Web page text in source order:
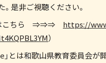
。是非ご視聴ください。
はこちら ⇒⇒⇒ https://
）
とは和歌山県教育委員会が